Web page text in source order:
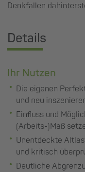
Denkfallen
Details
Ihr Nutzen
Die eigenen
und neu
Einfluss und
(Arbeits-)Maß
Unentdeckte
und kritisch
Deutliche